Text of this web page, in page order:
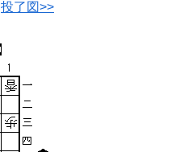
投了図>>